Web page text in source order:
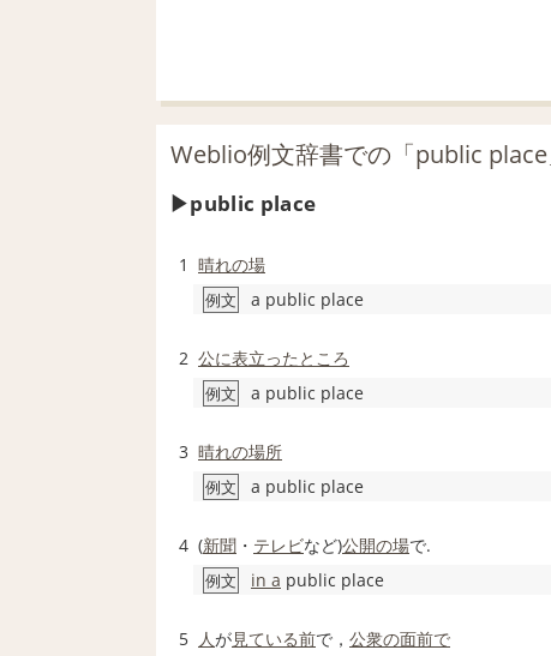
Weblio例文辞書での「public
public place
1 晴れの場
例文 a public place
2 公に表立った ところ
例文 a public place
3 晴れの場所
例文 a public place
4 (新聞 ・ テレビなど)公開の場で.
例文 in a public place
5 人が見ている前で， 公衆の面前で